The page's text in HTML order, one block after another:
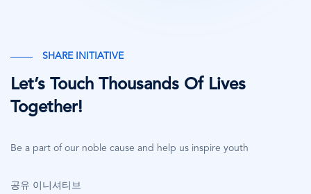
SHARE INITIATIVE
Let’s Touch Thousands Of Lives
Together!
Be a part of our noble cause and help us inspire youth
공유 이니셔티브